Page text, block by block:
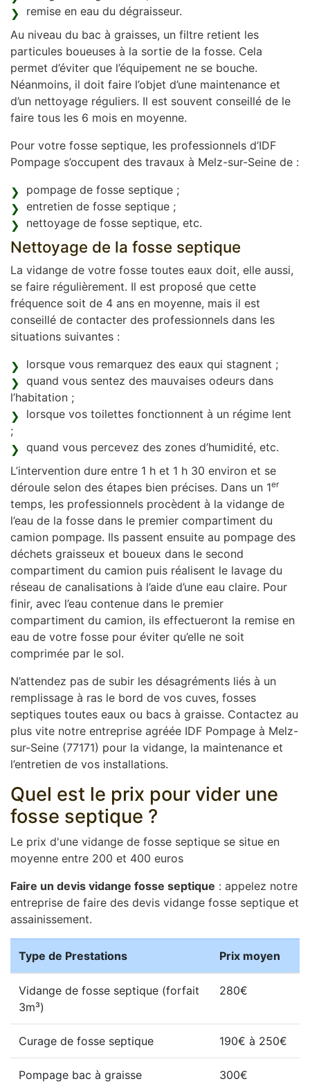
remise en eau du dégraisseur.
Au niveau du bac à graisses, un filtre retient les
particules boueuses à la sortie de la fosse. Cela
permet d’éviter que l’équipement ne se bouche.
Néanmoins, il doit faire l’objet d’une maintenance et
d’un nettoyage réguliers. Il est souvent conseillé de le
faire tous les 6 mois en moyenne.
Pour votre fosse septique, les professionnels d’IDF
Pompage s’occupent des travaux à Melz-sur-Seine de :
pompage de fosse septique ;
entretien de fosse septique ;
nettoyage de fosse septique, etc.
Nettoyage de la fosse septique
La vidange de votre fosse toutes eaux doit, elle aussi,
se faire régulièrement. Il est proposé que cette
fréquence soit de 4 ans en moyenne, mais il est
conseillé de contacter des professionnels dans les
situations suivantes :
lorsque vous remarquez des eaux qui stagnent ;
quand vous sentez des mauvaises odeurs dans
l’habitation ;
lorsque vos toilettes fonctionnent à un régime lent
;
quand vous percevez des zones d’humidité, etc.
L’intervention dure entre 1 h et 1 h 30 environ et se
déroule selon des étapes bien précises. Dans un 1er
temps, les professionnels procèdent à la vidange de
l’eau de la fosse dans le premier compartiment du
camion pompage. Ils passent ensuite au pompage des
déchets graisseux et boueux dans le second
compartiment du camion puis réalisent le lavage du
réseau de canalisations à l’aide d’une eau claire. Pour
finir, avec l’eau contenue dans le premier
compartiment du camion, ils effectueront la remise en
eau de votre fosse pour éviter qu’elle ne soit
comprimée par le sol.
N’attendez pas de subir les désagréments liés à un
remplissage à ras le bord de vos cuves, fosses
septiques toutes eaux ou bacs à graisse. Contactez au
plus vite notre entreprise agréée IDF Pompage à Melz-
sur-Seine (77171) pour la vidange, la maintenance et
l’entretien de vos installations.
Quel est le prix pour vider une
fosse septique ?
Le prix d'une vidange de fosse septique se situe en
moyenne entre 200 et 400 euros
Faire un devis vidange fosse septique : appelez notre
entreprise de faire des devis vidange fosse septique et
assainissement.
Type de Prestations Prix moyen
Vidange de fosse septique (forfait
3m³)
280€
Curage de fosse septique 190€ à 250€
Pompage bac à graisse 300€